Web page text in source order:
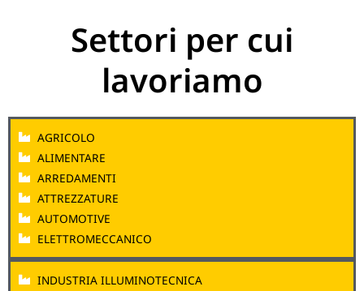
Settori per cui
lavoriamo
AGRICOLO
ALIMENTARE
ARREDAMENTI
ATTREZZATURE
AUTOMOTIVE
ELETTROMECCANICO
INDUSTRIA ILLUMINOTECNICA